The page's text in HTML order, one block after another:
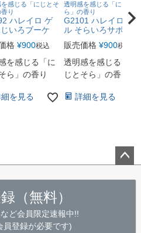
感じる「にじとそ
り
ハレイロ ゲ
いろブーケ
格 ¥900税込
を感じる「に
ら」の香り
を見る
透明感を感じる「にじとそ
ら」の香り
G2101 ハレイロ ゲ
ル そらいろサボン
販売価格 ¥900税込
透明感を感じる「に
じとそら」の香り
詳細を見る
（無料）
ど会員限定速報中!!
員登録が必要です)